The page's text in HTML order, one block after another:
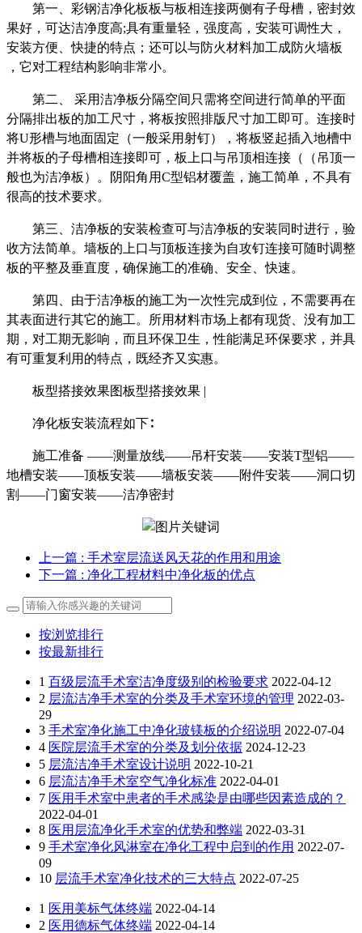
第一、彩钢洁净化板板与板相连接两侧有子母槽，密封效
果好，可达洁净度高;具有重量轻，强度高，安装可调性大，
安装方便、快捷的特点；还可以与防火材料加工成防火墙板
，它对工程结构影响非常小。
第二、 采用洁净板分隔空间只需将空间进行简单的平面
分隔排出板的加工尺寸，将板按照排版尺寸加工即可。连接时
将U形槽与地面固定（一般采用射钉），将板竖起插入地槽中
并将板的子母槽相连接即可，板上口与吊顶相连接（（吊顶一
般也为洁净板）。阴阳角用C型铝材覆盖，施工简单，不具有
很高的技术要求。
第三、洁净板的安装检查可与洁净板的安装同时进行，验
收方法简单。墙板的上口与顶板连接为自攻钉连接可随时调整
板的平整及垂直度，确保施工的准确、安全、快速。
第四、由于洁净板的施工为一次性完成到位，不需要再在
其表面进行其它的施工。所用材料市场上都有现货、没有加工
期，对工期无影响，而且环保卫生，性能满足环保要求，并具
有可重复利用的特点，既经齐又实惠。
板型搭接效果图板型搭接效果 |
净化板安装流程如下∶
施工准备 ——测量放线——吊杆安装——安装T型铝——
地槽安装——顶板安装——墙板安装——附件安装——洞口切
割——门窗安装——洁净密封
上一篇 : 手术室层流送风天花的作用和用途
下一篇 : 净化工程材料中净化板的优点
按浏览排行
按最新排行
1 百级层流手术室洁净度级别的检验要求 2022-04-12
2 层流洁净手术室的分类及手术室环境的管理 2022-03-
29
3 手术室净化施工中净化玻镁板的介绍说明 2022-07-04
4 医院层流手术室的分类及划分依据 2024-12-23
5 层流洁净手术室设计说明 2022-10-21
6 层流洁净手术室空气净化标准 2022-04-01
7 医用手术室中患者的手术感染是由哪些因素造成的？
2022-04-01
8 医用层流净化手术室的优势和弊端 2022-03-31
9 手术室净化风淋室在净化工程中启到的作用 2022-07-
09
10 层流手术室净化技术的三大特点 2022-07-25
1 医用美标气体终端 2022-04-14
2 医用德标气体终端 2022-04-14